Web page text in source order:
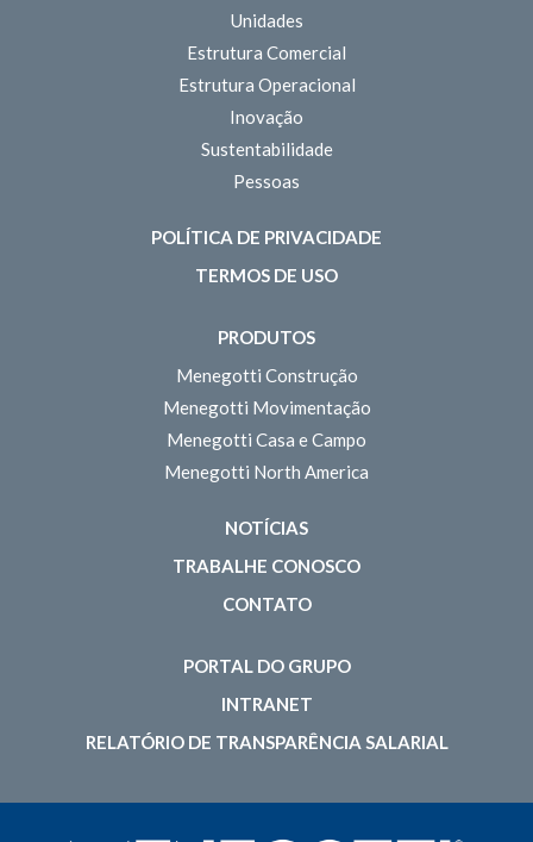
Unidades
Estrutura Comercial
Estrutura Operacional
Inovação
Sustentabilidade
Pessoas
POLÍTICA DE PRIVACIDADE
TERMOS DE USO
PRODUTOS
Menegotti Construção
Menegotti Movimentação
Menegotti Casa e Campo
Menegotti North America
NOTÍCIAS
TRABALHE CONOSCO
CONTATO
PORTAL DO GRUPO
INTRANET
RELATÓRIO DE TRANSPARÊNCIA SALARIAL